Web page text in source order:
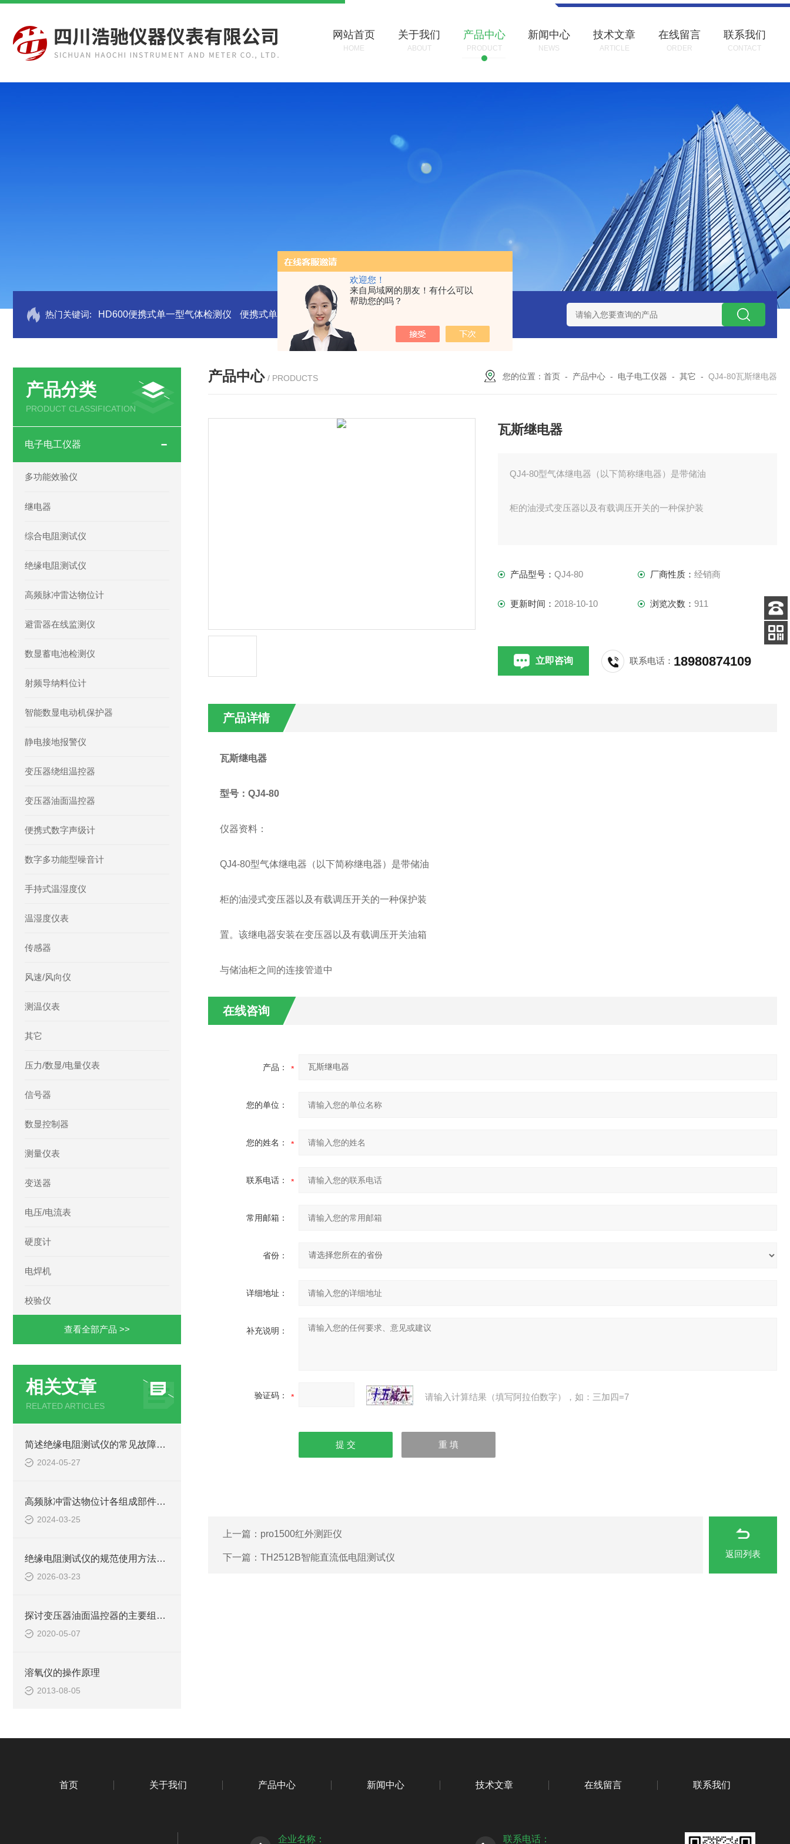
欢迎您！
来自局域网的朋友！有什么可以
帮助您的吗？
网站首页
HOME
关于我们
ABOUT
产品中心
PRODUCT
新闻中心
NEWS
技术文章
ARTICLE
在线留言
ORDER
联系我们
CONTACT
热门关键词: HD600便携式单一型气体检测仪 便携式单一气体检测仪 GAXT手持式单一气体检测仪 加拿大BW
产品分类
PRODUCT CLASSIFICATION
电子电工仪器
多功能效验仪
继电器
综合电阻测试仪
绝缘电阻测试仪
高频脉冲雷达物位计
避雷器在线监测仪
数显蓄电池检测仪
射频导纳料位计
智能数显电动机保护器
静电接地报警仪
变压器绕组温控器
变压器油面温控器
便携式数字声级计
数字多功能型噪音计
手持式温湿度仪
温湿度仪表
传感器
风速/风向仪
测温仪表
其它
压力/数显/电量仪表
信号器
数显控制器
测量仪表
变送器
电压/电流表
硬度计
电焊机
校验仪
查看全部产品 >>
相关文章
RELATED ARTICLES
简述绝缘电阻测试仪的常见故障相应解决方法
2024-05-27
高频脉冲雷达物位计各组成部件的功能特点分享
2024-03-25
绝缘电阻测试仪的规范使用方法详解
2026-03-23
探讨变压器油面温控器的主要组成及功能
2020-05-07
溶氧仪的操作原理
2013-08-05
产品中心 / PRODUCTS 您的位置： 首页 - 产品中心 - 电子电工仪器 - 其它 - QJ4-80瓦斯继电器
瓦斯继电器
QJ4-80型气体继电器（以下简称继电器）是带储油
柜的油浸式变压器以及有载调压开关的一种保护装
与储油柜之间的连接管道中
产品型号：QJ4-80 厂商性质： 经销商
更新时间： 2018-10-10 浏览次数： 911
立即咨询 联系电话： 18980874109
产品详情
瓦斯继电器
型号：QJ4-80
仪器资料：
QJ4-80型气体继电器（以下简称继电器）是带储油
柜的油浸式变压器以及有载调压开关的一种保护装
置。该继电器安装在变压器以及有载调压开关油箱
与储油柜之间的连接管道中
在线咨询
产品：
您的单位：
您的姓名：
联系电话：
常用邮箱：
省份：
详细地址：
补充说明：
验证码： 请输入计算结果（填写阿拉伯数字），如：三加四=7
上一篇： pro1500红外测距仪
下一篇： TH2512B智能直流低电阻测试仪 返回列表
首页 关于我们 产品中心 新闻中心 技术文章 在线留言 联系我们
企业名称： 联系电话：
客服
电话